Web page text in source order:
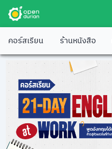
คอร์สเรียน ร้านหนังสือ